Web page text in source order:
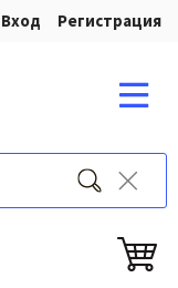
Вход Регистрация